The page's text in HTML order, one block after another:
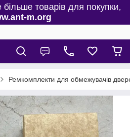
товарів для покупки,
m.org
Ремкомплекти для обмежувачів